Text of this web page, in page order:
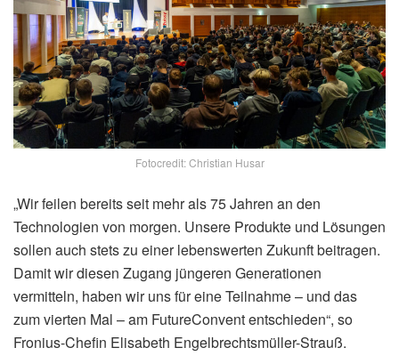
Fotocredit: Christian Husar
„Wir feilen bereits seit mehr als 75 Jahren an den
Technologien von morgen. Unsere Produkte und Lösungen
sollen auch stets zu einer lebenswerten Zukunft beitragen.
Damit wir diesen Zugang jüngeren Generationen
vermitteln, haben wir uns für eine Teilnahme – und das
zum vierten Mal – am FutureConvent entschieden“, so
Fronius-Chefin Elisabeth Engelbrechtsmüller-Strauß.